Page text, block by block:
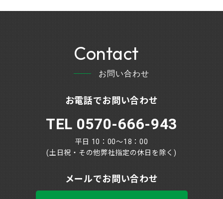
Contact
お問い合わせ
お電話でお問い合わせ
TEL 0570-666-943
平日 10：00～18：00
(土日祝・その他弊社指定の休日を除く)
メールでお問い合わせ